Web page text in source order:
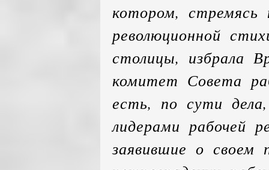
котором,
революционной
столицы, избрала
комитет Совета
есть, по сути
лидерами рабочей
заявившие о своем